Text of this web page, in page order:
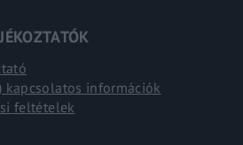
kapcsolatos információk
feltételek